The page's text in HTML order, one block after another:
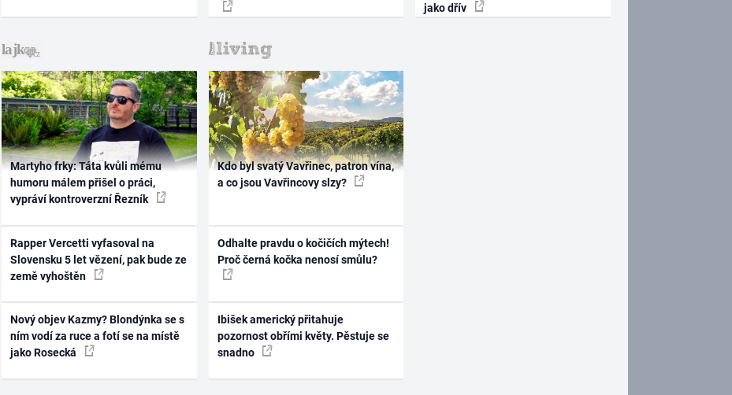
jako dřív
Martyho frky: Táta kvůli mému
humoru málem přišel o práci,
vypráví kontroverzní Řezník
Rapper Vercetti vyfasoval na
Slovensku 5 let vězení, pak bude ze
země vyhoštěn
Nový objev Kazmy? Blondýnka se s
ním vodí za ruce a fotí se na místě
jako Rosecká
Kdo byl svatý Vavřinec, patron vína,
a co jsou Vavřincovy slzy?
Odhalte pravdu o kočičích mýtech!
Proč černá kočka nenosí smůlu?
Ibišek americký přitahuje
pozornost obřími květy. Pěstuje se
snadno